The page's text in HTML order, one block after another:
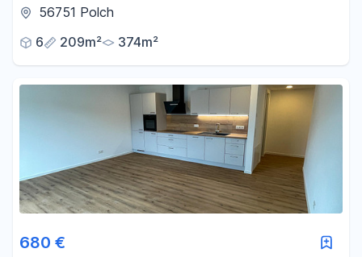
Aussicht über Polch und das Maifeld
56751 Polch
6
209m² 374m²
680 €